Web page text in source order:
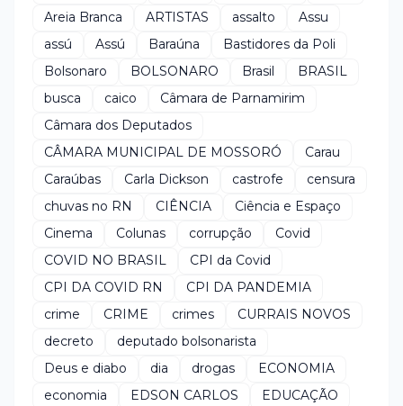
Areia Branca
ARTISTAS assalto
Assu
assú
Assú Baraúna
Bastidores da Poli
Bolsonaro
BOLSONARO Brasil
BRASIL
busca
caico
Câmara de Parnamirim
Câmara dos Deputados
CÂMARA MUNICIPAL DE MOSSORÓ
Carau
Caraúbas
Carla Dickson castrofe
censura
chuvas no RN
CIÊNCIA
Ciência e Espaço
Cinema
Colunas corrupção
Covid
COVID NO BRASIL
CPI da Covid
CPI DA COVID RN
CPI DA PANDEMIA
crime
CRIME crimes
CURRAIS NOVOS
decreto
deputado bolsonarista
Deus e diabo
dia drogas
ECONOMIA
economia
EDSON CARLOS
EDUCAÇÃO